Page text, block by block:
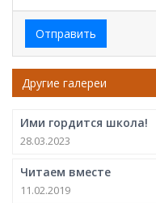
Отправить
Другие галереи
Ими гордится школа!
28.03.2023
Читаем вместе
11.02.2019